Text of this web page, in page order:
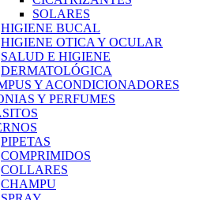
SOLARES
HIGIENE BUCAL
HIGIENE OTICA Y OCULAR
SALUD E HIGIENE
DERMATOLÓGICA
Y ACONDICIONADORES
Y PERFUMES
PIPETAS
COMPRIMIDOS
COLLARES
CHAMPU